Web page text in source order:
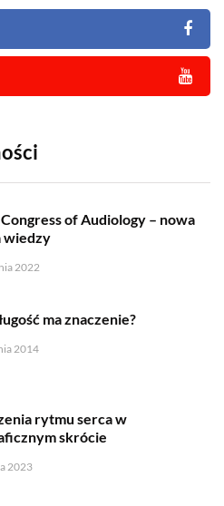
of Audiology – nowa
wiedzy
2022
ma znaczenie?
2014
rytmu serca w
skrócie
2023